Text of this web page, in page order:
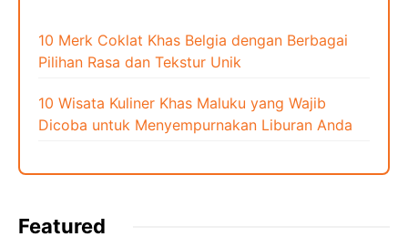
10 Merk Coklat Khas Belgia dengan Berbagai
Pilihan Rasa dan Tekstur Unik
10 Wisata Kuliner Khas Maluku yang Wajib
Dicoba untuk Menyempurnakan Liburan Anda
Featured